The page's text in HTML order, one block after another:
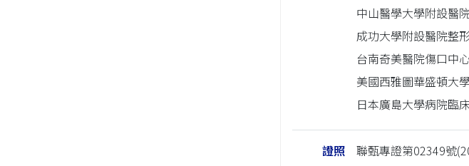
中山醫學大學附設醫
成功大學附設醫院整
台南奇美醫院傷口中
美國西雅圖華盛頓大
日本廣島大學病院臨
證照
聯甄專證第02349號